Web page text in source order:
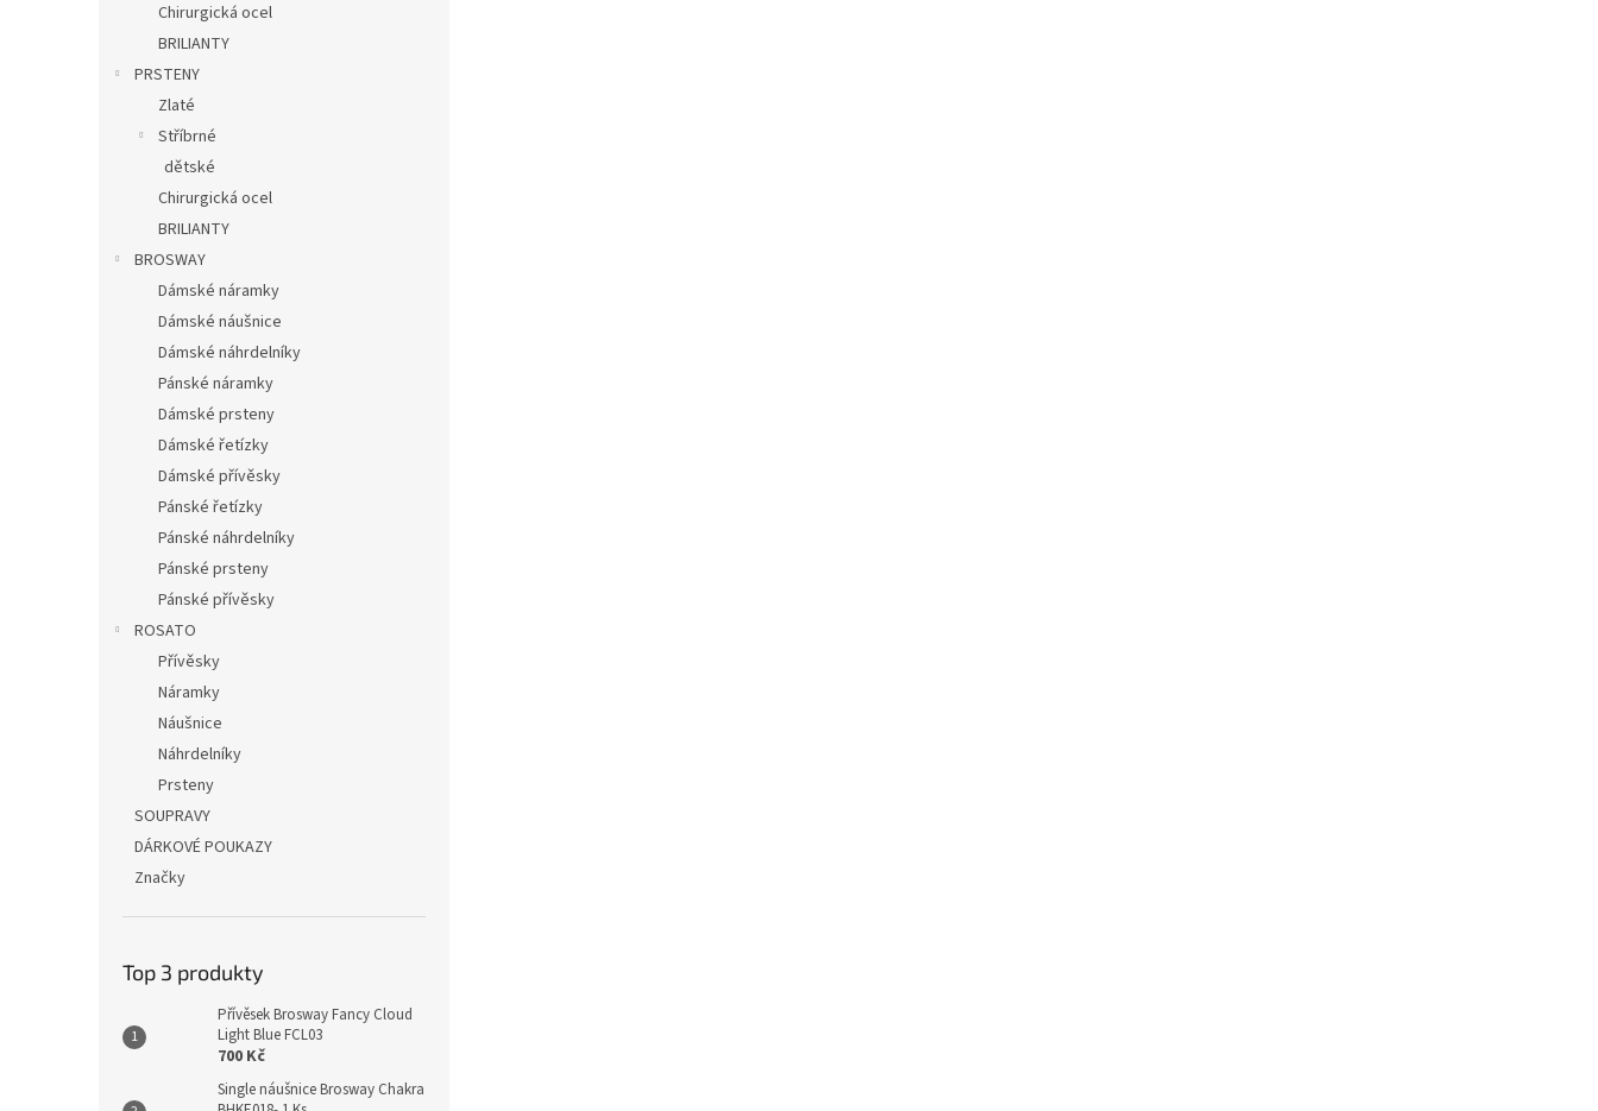
Chirurgická ocel
BRILIANTY
PRSTENY
Zlaté
Stříbrné
dětské
Chirurgická ocel
BRILIANTY
BROSWAY
Dámské náramky
Dámské náušnice
Dámské náhrdelníky
Pánské náramky
Dámské prsteny
Dámské řetízky
Dámské přívěsky
Pánské řetízky
Pánské náhrdelníky
Pánské prsteny
Pánské přívěsky
ROSATO
Přívěsky
Náramky
Náušnice
Náhrdelníky
Prsteny
SOUPRAVY
DÁRKOVÉ POUKAZY
Značky
Top 3 produkty
Přívěsek Brosway Fancy Cloud
Light Blue FCL03
700 Kč
Single náušnice Brosway Chakra